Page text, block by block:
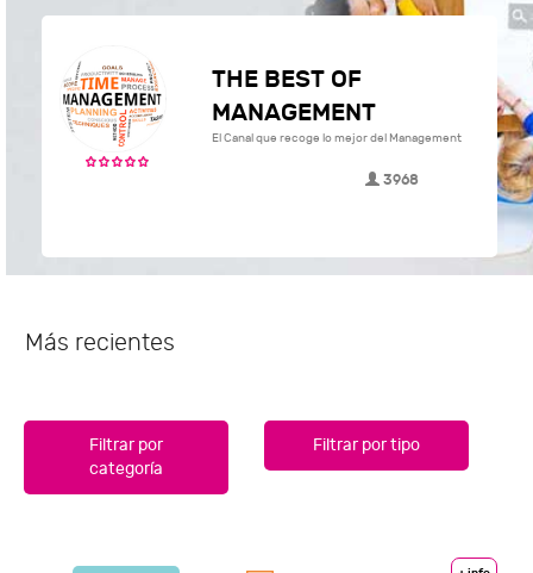
THE BEST OF
MANAGEMENT
El Canal que recoge lo mejor del Management
3968
Más recientes
Filtrar por
categoría
Filtrar por tipo